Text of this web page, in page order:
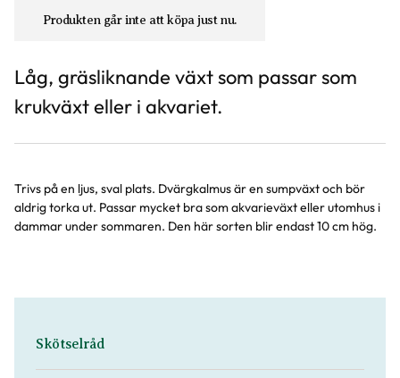
Produkten går inte att köpa just nu.
Låg, gräsliknande växt som passar som
krukväxt eller i akvariet.
Trivs på en ljus, sval plats. Dvärgkalmus är en sumpväxt och bör
aldrig torka ut. Passar mycket bra som akvarieväxt eller utomhus i
dammar under sommaren. Den här sorten blir endast 10 cm hög.
Skötselråd